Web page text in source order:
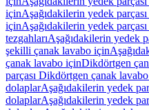
içinAşağıdakilerin yedek
içinAşağıdakilerin yedek
tezgahlarıAşağıdakilerin yedek
şekilli çanak lavabo için
çanak lavabo içinDikdörtgen
parçası Dikdörtgen çanak
dolaplarAşağıdakilerin yedek
dolaplarAşağıdakilerin yedek